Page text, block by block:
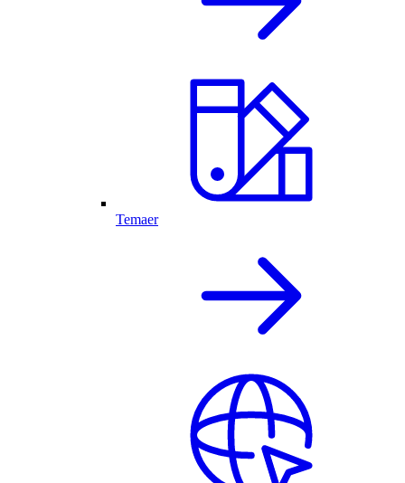
Temaer